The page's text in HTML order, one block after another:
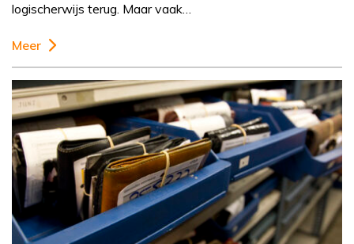
logischerwijs terug. Maar vaak…
Meer